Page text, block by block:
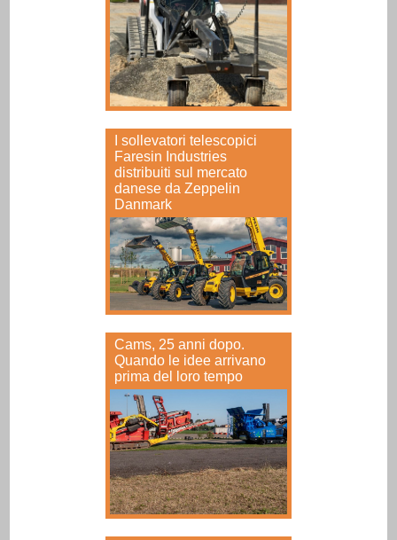
I sollevatori telescopici
Faresin Industries
distribuiti sul mercato
danese da Zeppelin
Danmark
Cams, 25 anni dopo.
Quando le idee arrivano
prima del loro tempo